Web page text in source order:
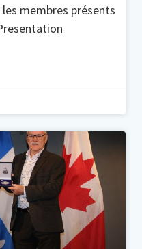
membres présents